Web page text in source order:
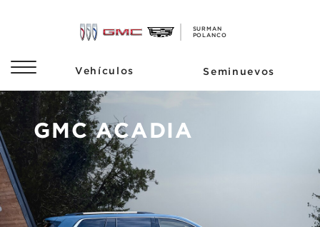
GMC ACADIA